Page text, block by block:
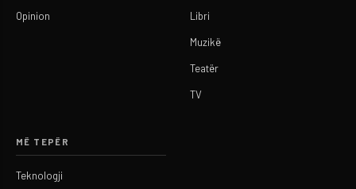
Opinion Libri
Muzikë
Teatër
TV
MË TEPËR
Teknologji